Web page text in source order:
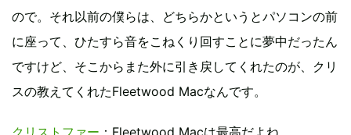
ので。それ以前の僕らは、どちらかというとパソコンの前
に座って、ひたすら音をこねくり回すことに夢中だったん
ですけど、そこからまた外に引き戻してくれたのが、クリ
スの教えてくれたFleetwood Macなんです。
クリストファー ：Fleetwood Macは最高だよね。